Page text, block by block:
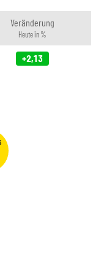
Veränderung
Heute in %
+2,13